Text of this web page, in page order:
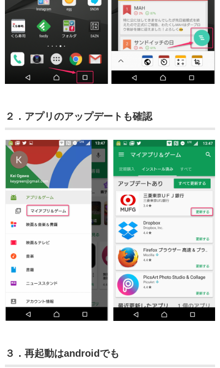
２．アプリのアップデートも確認
３．再起動はandroidでも